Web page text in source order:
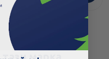
марка